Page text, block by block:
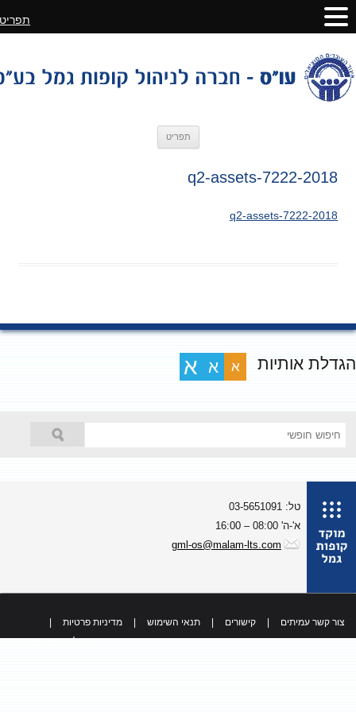
תפריט
2018-q2-assets-7222
2018-q2-assets-7222
אותיות א א א
טל: 03-5651091
א'-ה' 08:00 – 16:00
gml-os@malam-lts.com
צור קשר עמיתים קישורים תנאי השימוש מדיניות פרטיות
כל הזכויות שמורות
תפריט